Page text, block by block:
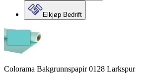
Elkjøp Bedrift
Colorama Bakgrunnspapir 0128 Larkspur